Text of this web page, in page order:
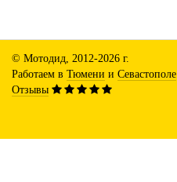
© Мотодид, 2012-2026 г.
Работаем в Тюмени и Севастополе
Отзывы